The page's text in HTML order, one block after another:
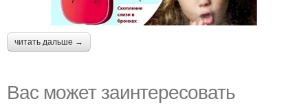
читать дальше →
Вас может заинтересовать